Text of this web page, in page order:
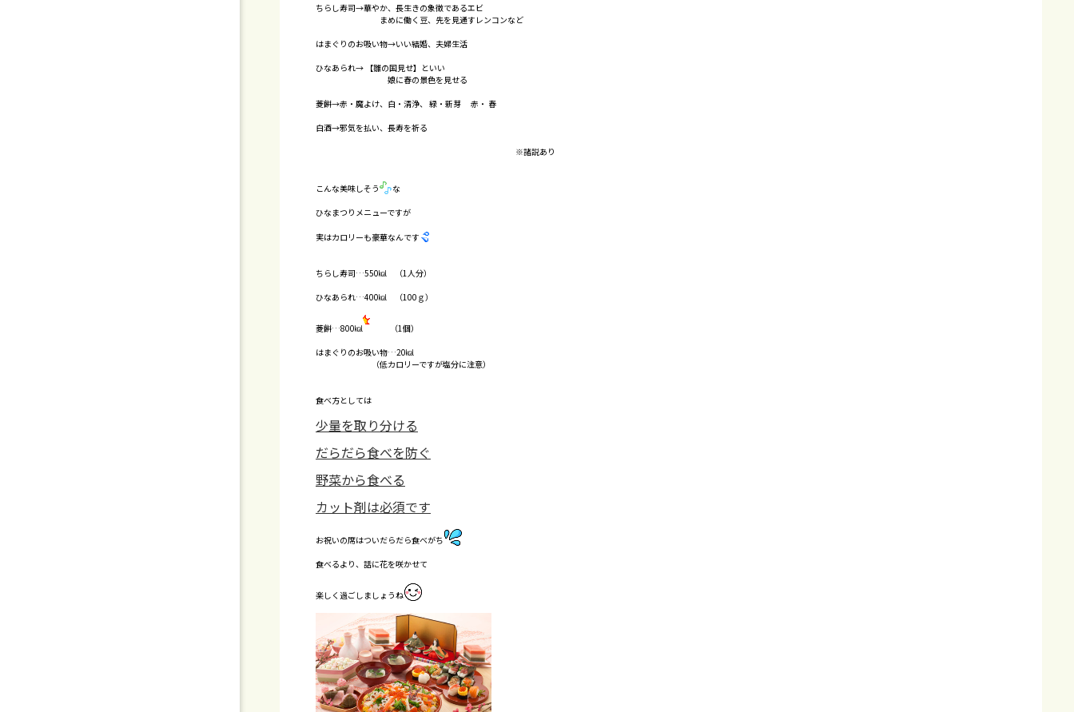
ちらし寿司→華やか、長生きの象徴であるエビ
まめに働く豆、先を見通すレンコンなど
はまぐりのお吸い物→いい結婚、夫婦生活
ひなあられ→ 【雛の国見せ】といい
娘に春の景色を見せる
菱餅→赤・魔よけ、白・清浄、 緑・新芽 赤・ 春
白酒→邪気を払い、長寿を祈る
※諸説あり
こんな美味しそう
な
ひなまつりメニューですが
実はカロリーも豪華なんです
ちらし寿司…550㎉ （1人分）
ひなあられ…400㎉ （100ｇ）
菱餅…800㎉
（1個）
はまぐりのお吸い物…20㎉
（低カロリーですが塩分に注意）
食べ方としては
少量を取り分ける
だらだら食べを防ぐ
野菜から食べる
カット剤は必須です
お祝いの席はついだらだら食べがち
食べるより、話に花を咲かせて
楽しく過ごしましょうね